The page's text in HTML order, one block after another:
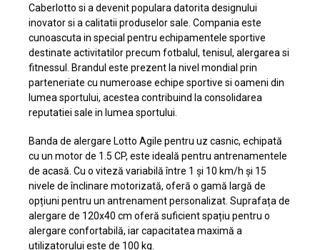
Caberlotto si a devenit populara datorita designului
inovator si a calitatii produselor sale. Compania este
cunoascuta in special pentru echipamentele sportive
destinate activitatilor precum fotbalul, tenisul, alergarea si
fitnessul. Brandul este prezent la nivel mondial prin
parteneriate cu numeroase echipe sportive si oameni din
lumea sportului, acestea contribuind la consolidarea
reputatiei sale in lumea sportului.
Banda de alergare Lotto Agile pentru uz casnic, echipată
cu un motor de 1.5 CP, este ideală pentru antrenamentele
de acasă. Cu o viteză variabilă între 1 și 10 km/h și 15
nivele de înclinare motorizată, oferă o gamă largă de
opțiuni pentru un antrenament personalizat. Suprafața de
alergare de 120x40 cm oferă suficient spațiu pentru o
alergare confortabilă, iar capacitatea maximă a
utilizatorului este de 100 kg.